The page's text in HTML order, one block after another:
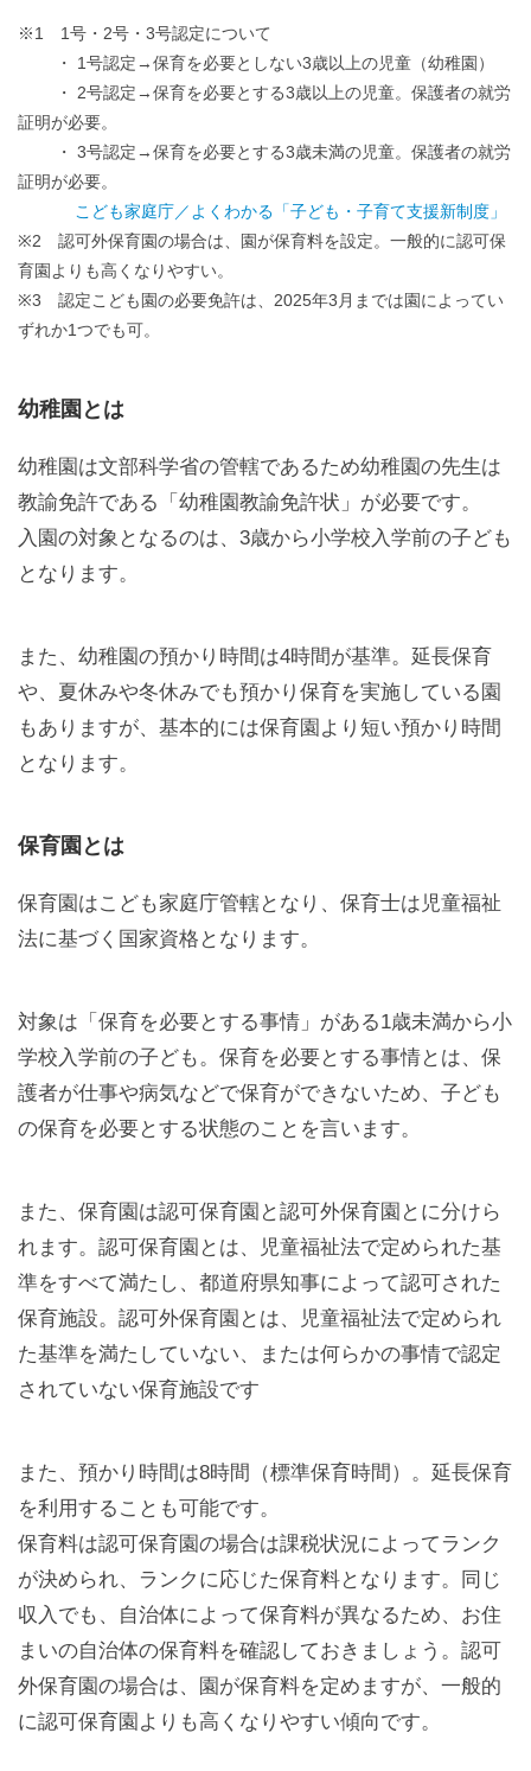
※1 1号・2号・3号認定について
・ 1号認定→保育を必要としない3歳以上の児童（幼稚園）
・ 2号認定→保育を必要とする3歳以上の児童。保護者の就労
証明が必要。
・ 3号認定→保育を必要とする3歳未満の児童。保護者の就労
証明が必要。
こども家庭庁／よくわかる「子ども・子育て支援新制度」
※2 認可外保育園の場合は、園が保育料を設定。一般的に認可保
育園よりも高くなりやすい。
※3 認定こども園の必要免許は、2025年3月までは園によってい
ずれか1つでも可。
幼稚園とは
幼稚園は文部科学省の管轄であるため幼稚園の先生は
教諭免許である「幼稚園教諭免許状」が必要です。
入園の対象となるのは、3歳から小学校入学前の子ども
となります。
また、幼稚園の預かり時間は4時間が基準。延長保育
や、夏休みや冬休みでも預かり保育を実施している園
もありますが、基本的には保育園より短い預かり時間
となります。
保育園とは
保育園はこども家庭庁管轄となり、保育士は児童福祉
法に基づく国家資格となります。
対象は「保育を必要とする事情」がある1歳未満から小
学校入学前の子ども。保育を必要とする事情とは、保
護者が仕事や病気などで保育ができないため、子ども
の保育を必要とする状態のことを言います。
また、保育園は認可保育園と認可外保育園とに分けら
れます。認可保育園とは、児童福祉法で定められた基
準をすべて満たし、都道府県知事によって認可された
保育施設。認可外保育園とは、児童福祉法で定められ
た基準を満たしていない、または何らかの事情で認定
されていない保育施設です
また、預かり時間は8時間（標準保育時間）。延長保育
を利用することも可能です。
保育料は認可保育園の場合は課税状況によってランク
が決められ、ランクに応じた保育料となります。同じ
収入でも、自治体によって保育料が異なるため、お住
まいの自治体の保育料を確認しておきましょう。認可
外保育園の場合は、園が保育料を定めますが、一般的
に認可保育園よりも高くなりやすい傾向です。